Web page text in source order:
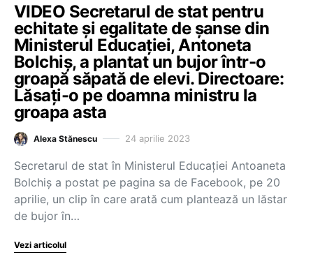
VIDEO Secretarul de stat pentru
echitate și egalitate de șanse din
Ministerul Educației, Antoneta
Bolchiș, a plantat un bujor într-o
groapă săpată de elevi. Directoare:
Lăsați-o pe doamna ministru la
groapa asta
Alexa Stănescu 24 aprilie 2023
Secretarul de stat în Ministerul Educației Antoaneta
Bolchiș a postat pe pagina sa de Facebook, pe 20
aprilie, un clip în care arată cum plantează un lăstar
de bujor în…
Vezi articolul